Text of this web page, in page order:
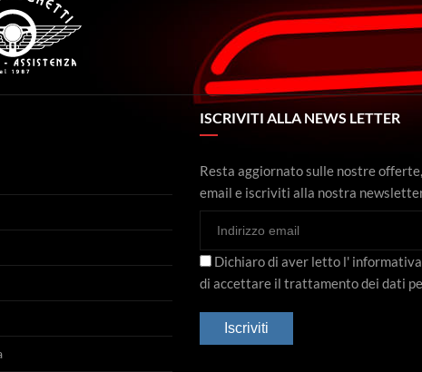
ISCRIVITI ALLA NEWS LETTER
Resta aggiornato sulle nostre
email e iscriviti alla nostra
Dichiaro di aver letto l'
di accettare il trattamento dei dati
Iscriviti